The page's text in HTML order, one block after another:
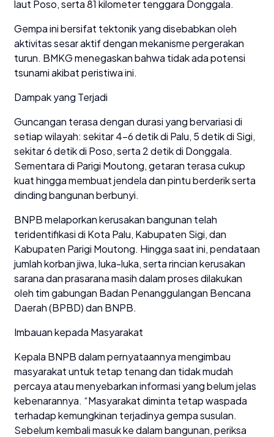
laut Poso, serta 81 kilometer tenggara Donggala.
Gempa ini bersifat tektonik yang disebabkan oleh
aktivitas sesar aktif dengan mekanisme pergerakan
turun. BMKG menegaskan bahwa tidak ada potensi
tsunami akibat peristiwa ini.
Dampak yang Terjadi
Guncangan terasa dengan durasi yang bervariasi di
setiap wilayah: sekitar 4–6 detik di Palu, 5 detik di Sigi,
sekitar 6 detik di Poso, serta 2 detik di Donggala.
Sementara di Parigi Moutong, getaran terasa cukup
kuat hingga membuat jendela dan pintu berderik serta
dinding bangunan berbunyi.
BNPB melaporkan kerusakan bangunan telah
teridentifikasi di Kota Palu, Kabupaten Sigi, dan
Kabupaten Parigi Moutong. Hingga saat ini, pendataan
jumlah korban jiwa, luka-luka, serta rincian kerusakan
sarana dan prasarana masih dalam proses dilakukan
oleh tim gabungan Badan Penanggulangan Bencana
Daerah (BPBD) dan BNPB.
Imbauan kepada Masyarakat
Kepala BNPB dalam pernyataannya mengimbau
masyarakat untuk tetap tenang dan tidak mudah
percaya atau menyebarkan informasi yang belum jelas
kebenarannya. “Masyarakat diminta tetap waspada
terhadap kemungkinan terjadinya gempa susulan.
Sebelum kembali masuk ke dalam bangunan, periksa